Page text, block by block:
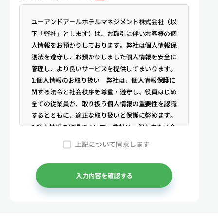
ユーアンドアールホテルマネジメント株式会社（以
下「弊社」とします）は、お取引に伴いお客様の個
人情報をお預かりしております。弊社は個人情報保
護法を遵守し、お預かりしました個人情報を安全に
管理し、より良いサービスを提供してまいります。
1.個人情報のお取り扱い 弊社は、個人情報保護に
関する法令と社会秩序を尊重・遵守し、役員はじめ
全ての従業員が、取り扱う個人情報の重要性を認識
するとともに、適正な取り扱いと保護に努めます。
2.個人情報の取得について 弊社は、個人または企
業からの電話・メール等のお問合せや公開情報（登
記簿謄本、電話帳、インターネット掲載情報等）な
どから適法かつ公正な手段により個人情報を取得い
たします。
3.弊社が保有する個人情報 （1）マンスリー物件
上記について同意します
入力内容を確認する